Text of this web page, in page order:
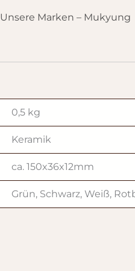
Unsere Marken – Mukyung
0,5 kg
Keramik
ca. 150x36x12mm
Grün, Schwarz, Weiß,